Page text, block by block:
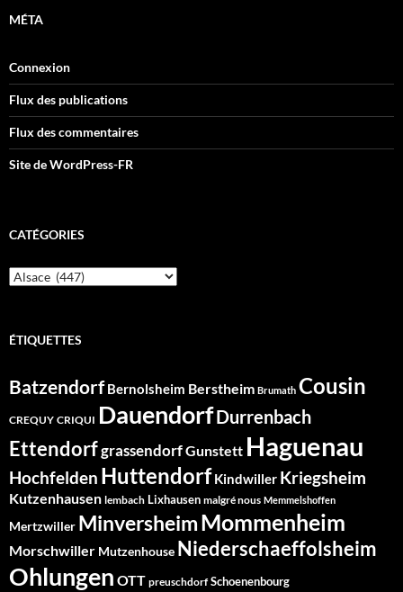
MÉTA
Connexion
Flux des publications
Flux des commentaires
Site de WordPress-FR
CATÉGORIES
Catégories
ÉTIQUETTES
Batzendorf Bernolsheim Berstheim Brumath Cousin
CREQUY CRIQUI DauendorfDurrenbach
EttendorfgrassendorfGunstett Haguenau
Hochfelden Huttendorf Kindwiller Kriegsheim
Kutzenhausen lembach Lixhausen malgré nous Memmelshoffen
Mertzwiller MinversheimMommenheim
Morschwiller Mutzenhouse Niederschaeffolsheim
Ohlungen OTT preuschdorf Schoenenbourg